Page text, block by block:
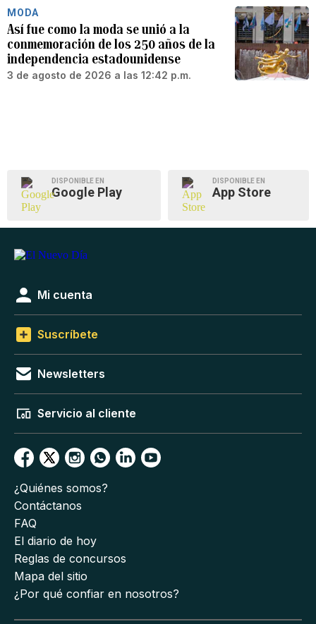
MODA
Así fue como la moda se unió a la
conmemoración de los 250 años de la
independencia estadounidense
3 de agosto de 2026 a las 12:42 p.m.
DISPONIBLE EN
Google Play
DISPONIBLE EN
App Store
Mi cuenta
Suscríbete
Newsletters
Servicio al cliente
¿Quiénes somos?
Contáctanos
FAQ
El diario de hoy
Reglas de concursos
Mapa del sitio
¿Por qué confiar en nosotros?